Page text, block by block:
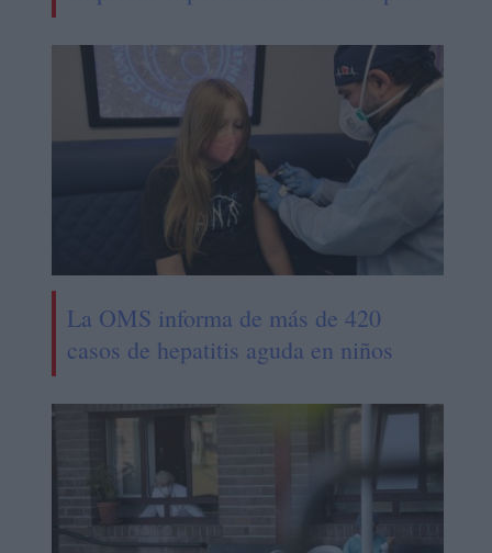
La OMS informa de más de 420
casos de hepatitis aguda en niños